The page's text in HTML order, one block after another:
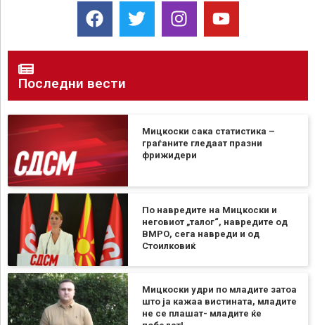
Последни вести
Мицкоски сака статистика –
граѓаните гледаат празни
фрижидери
По навредите на Мицкоски и
неговиот „талог“, навредите од
ВМРО, сега навреди и од
Стоилковиќ
Мицкоски удри по младите затоа
што ја кажаа вистината, младите
не се плашат- младите ќе